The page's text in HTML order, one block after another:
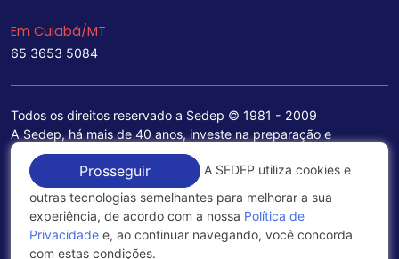
Em Cuiabá/MT
65 3653 5084
Todos os direitos reservado a Sedep © 1981 - 2009
A Sedep, há mais de 40 anos, investe na preparação e
treinamento de funcionários e na aquisição de tecnologia de
ponta para a ampliação de seu portfólio de serviços voltados
para a área jurídica, que contemplam informações seguras e
excelentes soluções empresariais.
Política de Privacidade
Prosseguir
A SEDEP utiliza cookies e
outras tecnologias semelhantes para melhorar a sua
experiência, de acordo com a nossa Política de
Privacidade e, ao continuar navegando, você concorda
com estas condições.